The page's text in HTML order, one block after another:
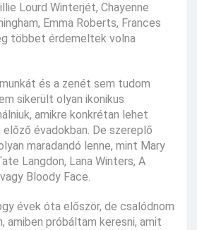
Lourd Winterjét, Chayenne
Emma Roberts, Frances
többet érdemeltek volna
és a zenét sem tudom
sikerült olyan ikonikus
amikre konkrétan lehet
előző évadokban. De szereplő
maradandó lenne, mint Mary
Langdon, Lana Winters, A
Bloody Face.
évek óta először, de csalódnom
amiben próbáltam keresni, amit